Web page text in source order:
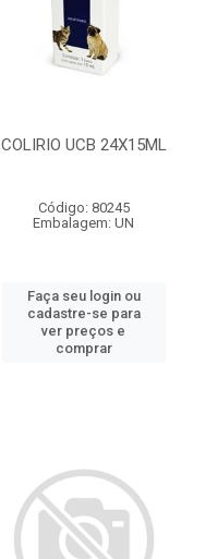
COLIRIO UCB 24X15ML
Código: 80245
Embalagem: UN
Faça seu login ou
cadastre-se para
ver preços e
comprar